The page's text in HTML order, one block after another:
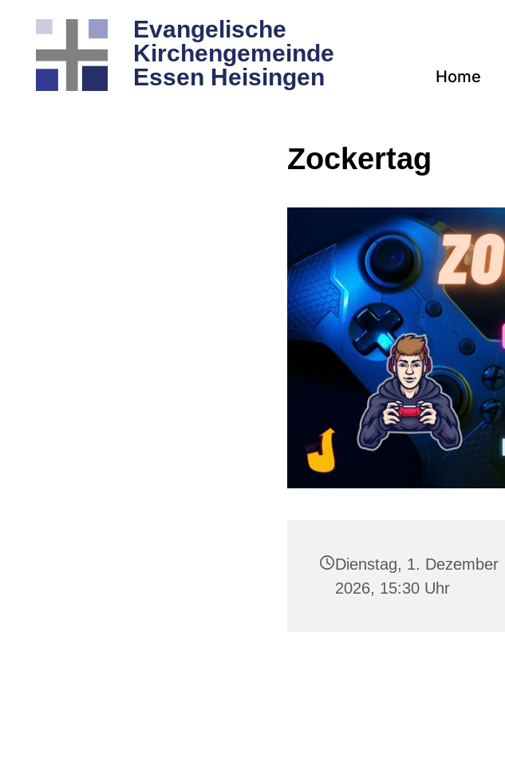
Evangelische
Kirchengemeinde
Essen Heisingen
Home
Zockertag
Dienstag, 1. Dezember
2026, 15:30 Uhr